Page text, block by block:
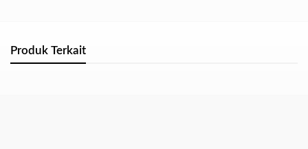
Produk Terkait